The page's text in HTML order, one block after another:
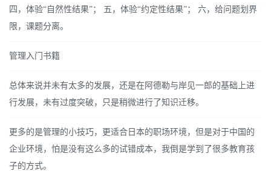
四，体验“自然性结果”； 五，体验“约定性结果”； 六，给问题划界
限，课题分离。
管理入门书籍
总体来说并未有太多的发展，还是在阿德勒与岸见一郎的基础上进
行发展，未有过度突破，只是稍微进行了知识迁移。
更多的是管理的小技巧，更适合日本的职场环境，但是对于中国的
企业环境，怕是没有这么多的试错成本，我倒是学到了很多教育孩
子的方式。